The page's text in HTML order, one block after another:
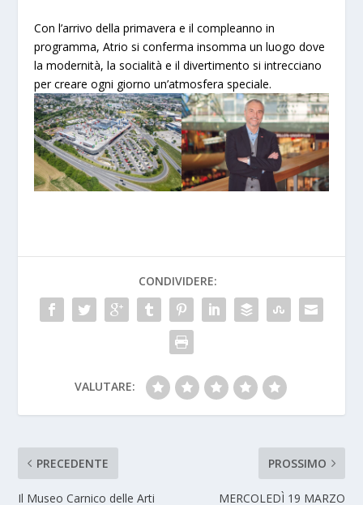
Con l’arrivo della primavera e il compleanno in
programma, Atrio si conferma insomma un luogo dove
la modernità, la socialità e il divertimento si intrecciano
per creare ogni giorno un’atmosfera speciale.
CONDIVIDERE:
VALUTARE:
PRECEDENTE
Il Museo Carnico delle Arti
PROSSIMO
MERCOLEDÌ 19 MARZO